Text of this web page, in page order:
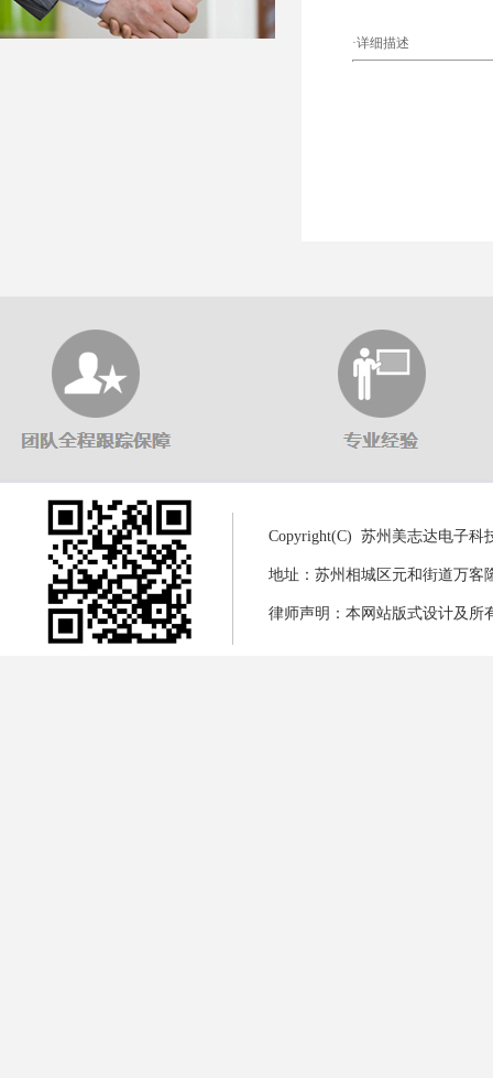
·详细描述
Copyright(C) 苏州美志达电子科
地址：苏州相城区元和街道万客
律师声明：本网站版式设计及所